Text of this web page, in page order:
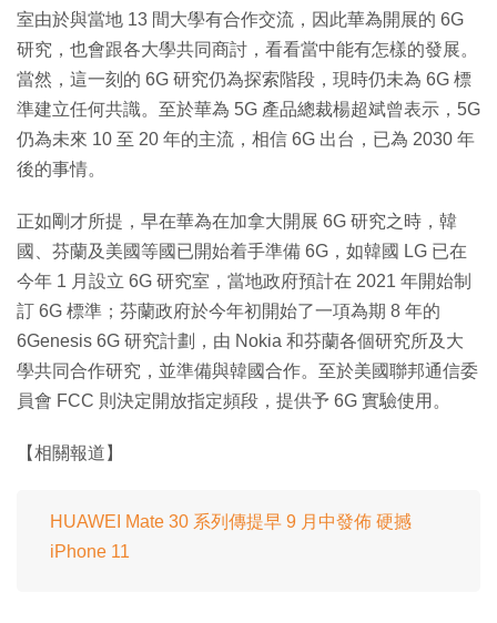
室由於與當地 13 間大學有合作交流，因此華為開展的 6G
研究，也會跟各大學共同商討，看看當中能有怎樣的發展。
當然，這一刻的 6G 研究仍為探索階段，現時仍未為 6G 標
準建立任何共識。至於華為 5G 產品總裁楊超斌曾表示，5G
仍為未來 10 至 20 年的主流，相信 6G 出台，已為 2030 年
後的事情。
正如剛才所提，早在華為在加拿大開展 6G 研究之時，韓
國、芬蘭及美國等國已開始着手準備 6G，如韓國 LG 已在
今年 1 月設立 6G 研究室，當地政府預計在 2021 年開始制
訂 6G 標準；芬蘭政府於今年初開始了一項為期 8 年的
6Genesis 6G 研究計劃，由 Nokia 和芬蘭各個研究所及大
學共同合作研究，並準備與韓國合作。至於美國聯邦通信委
員會 FCC 則決定開放指定頻段，提供予 6G 實驗使用。
【相關報道】
HUAWEI Mate 30 系列傳提早 9 月中發佈 硬撼
iPhone 11